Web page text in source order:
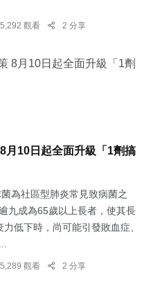
5,292 觀看 2 分享
月10日起全面升級「1劑搞
為社區型肺炎常見致病菌之
九成為65歲以上長者，使其長
低下時，尚可能引發敗血症、
5,289 觀看 2 分享